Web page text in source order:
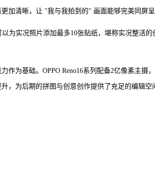
加清晰，让 "我与我拍到的" 画面能够完美同屏呈
为实况照片添加最多10张贴纸，堪称实况整活的
作为基础。OPPO Reno16系列配备2亿像素主摄
，为后期的拼图与创意创作提供了充足的编辑空